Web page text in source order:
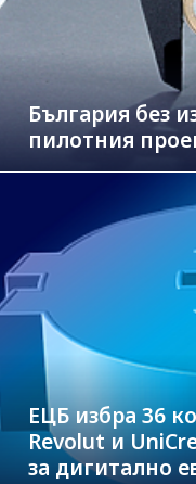
България без
пилотния
ЕЦБ избра 36
Revolut и
за дигитално